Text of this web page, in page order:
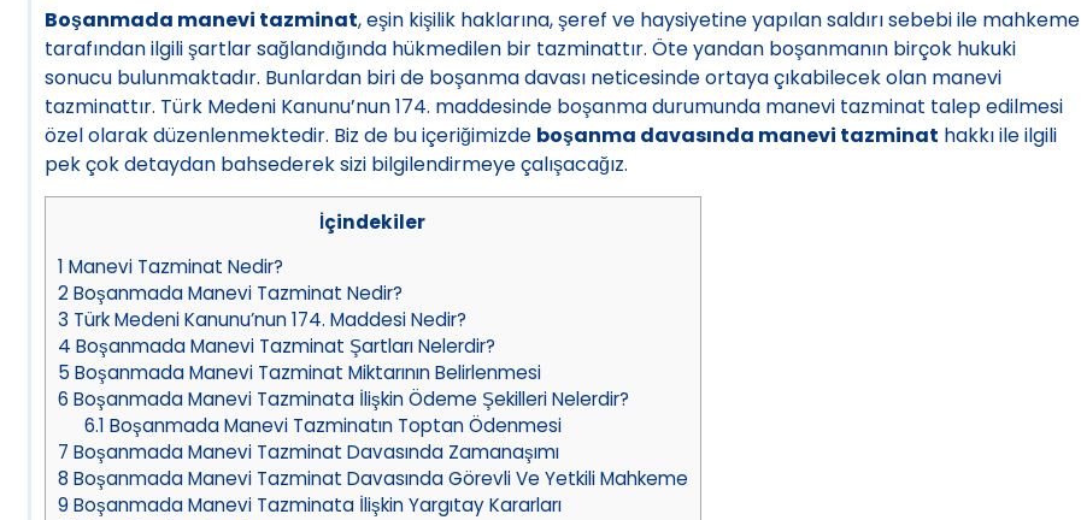
Boşanmada manevi tazminat, eşin kişilik haklarına, şeref ve haysiyetine yapılan saldırı sebebi ile mahkeme
tarafından ilgili şartlar sağlandığında hükmedilen bir tazminattır. Öte yandan boşanmanın birçok hukuki
sonucu bulunmaktadır. Bunlardan biri de boşanma davası neticesinde ortaya çıkabilecek olan manevi
tazminattır. Türk Medeni Kanunu’nun 174. maddesinde boşanma durumunda manevi tazminat talep edilmesi
özel olarak düzenlenmektedir. Biz de bu içeriğimizde boşanma davasında manevi tazminat hakkı ile ilgili
pek çok detaydan bahsederek sizi bilgilendirmeye çalışacağız.
İçindekiler
1 Manevi Tazminat Nedir?
2Boşanmada Manevi Tazminat Nedir?
3 Türk Medeni Kanunu’nun 174. Maddesi Nedir?
4 Boşanmada Manevi Tazminat Şartları Nelerdir?
5 Boşanmada Manevi Tazminat Miktarının Belirlenmesi
6 Boşanmada Manevi Tazminata İlişkin Ödeme Şekilleri Nelerdir?
6.1 Boşanmada Manevi Tazminatın Toptan Ödenmesi
7 Boşanmada Manevi Tazminat Davasında Zamanaşımı
8 Boşanmada Manevi Tazminat Davasında Görevli Ve Yetkili Mahkeme
9 Boşanmada Manevi Tazminata İlişkin Yargıtay Kararları